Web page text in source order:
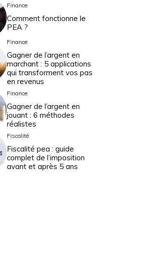
Finance
Comment fonctionne le
PEA ?
Finance
Gagner de l’argent en
marchant : 5 applications
qui transforment vos pas
en revenus
Finance
Gagner de l’argent en
jouant : 6 méthodes
réalistes
Fiscalité
Fiscalité pea : guide
complet de l’imposition
avant et après 5 ans